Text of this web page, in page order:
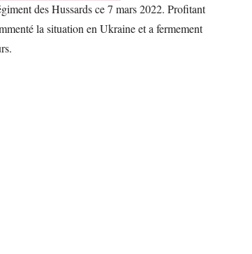
des Hussards ce 7 mars 2022. Profitant
la situation en Ukraine et a fermement